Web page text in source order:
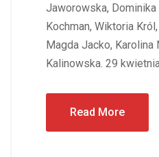
Jaworowska,
Kochman, Wiktoria
Magda Jacko, Karolina
Kalinowska. 29
Read More